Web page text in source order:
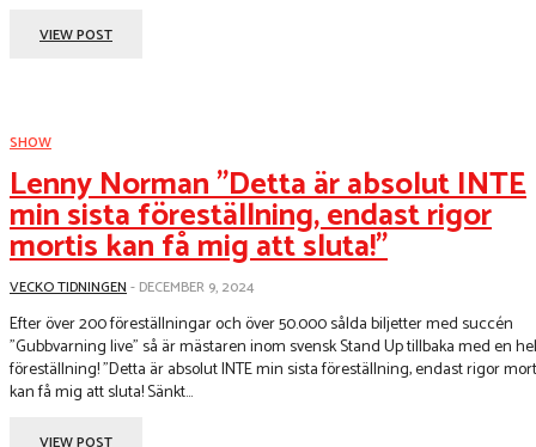
VIEW POST
SHOW
Lenny Norman ”Detta är absolut INTE
min sista föreställning, endast rigor
mortis kan få mig att sluta!”
VECKO TIDNINGEN- DECEMBER 9, 2024
Efter över 200 föreställningar och över 50.000 sålda biljetter med succén
"Gubbvarning live" så är mästaren inom svensk Stand Up tillbaka med en
föreställning! "Detta är absolut INTE min sista föreställning, endast rigor
kan få mig att sluta! Sänkt...